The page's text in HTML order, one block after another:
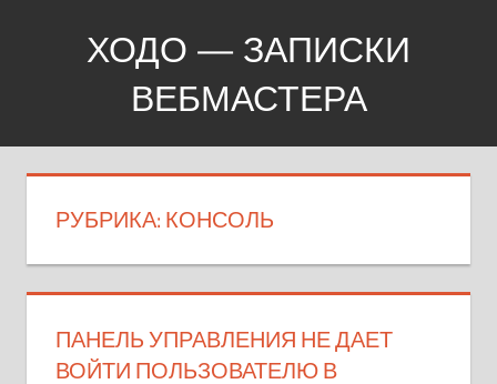
ХОДО — ЗАПИСКИ
ВЕБМАСТЕРА
Создание,
продвижение,
сайтовРУБРИКА:КОНСОЛЬ
ПАНЕЛЬ УПРАВЛЕНИЯ НЕ ДАЕТ
ВОЙТИ ПОЛЬЗОВАТЕЛЮ В